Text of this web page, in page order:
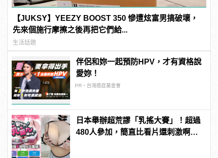
【JUKSY】YEEZY BOOST 350 慘遭炫富男搞破壞，
先來個施行摩擦之後再把它們給...
生活話題
伴侶和妳一起預防HPV，才有資格說
愛妳！
PR・台灣癌症基金會
日本舉辦超荒謬「乳搖大賽」！超過
480人參加，簡直比看片還刺激啊！ |